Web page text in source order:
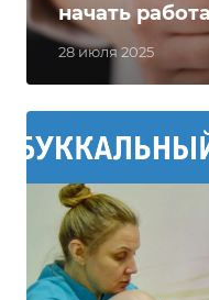
28 июля 2025
начать